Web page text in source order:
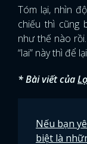
Tóm lại, nhìn
chiếu thì cũng
như thế nào
“lai” này thì để
* Bài viết của
Nếu bạn
biệt là